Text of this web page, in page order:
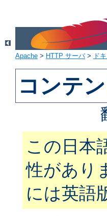
Apache > HTTP サーバ> ド
コンテ
この日本
性があり
には英語